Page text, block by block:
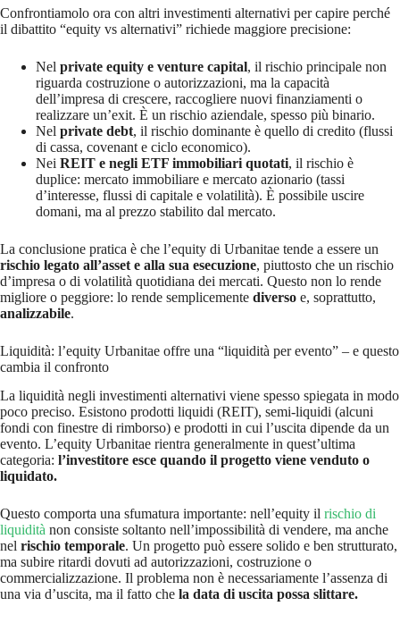
Confrontiamolo ora con altri investimenti alternativi per capire perché
il dibattito “equity vs alternativi” richiede maggiore precisione:
Nel private equity e venture capital, il rischio principale non
riguarda costruzione o autorizzazioni, ma la capacità
dell’impresa di crescere, raccogliere nuovi finanziamenti o
realizzare un’exit. È un rischio aziendale, spesso più binario.
Nel private debt, il rischio dominante è quello di credito (flussi
di cassa, covenant e ciclo economico).
Nei REIT e negli ETF immobiliari quotati, il rischio è
duplice: mercato immobiliare e mercato azionario (tassi
d’interesse, flussi di capitale e volatilità). È possibile uscire
domani, ma al prezzo stabilito dal mercato.
La conclusione pratica è che l’equity di Urbanitae tende a essere un
rischio legato all’asset e alla sua esecuzione, piuttosto che un rischio
d’impresa o di volatilità quotidiana dei mercati. Questo non lo rende
migliore o peggiore: lo rende semplicemente diverso e, soprattutto,
analizzabile.
Liquidità: l’equity Urbanitae offre una “liquidità per evento” – e questo
cambia il confronto
La liquidità negli investimenti alternativi viene spesso spiegata in modo
poco preciso. Esistono prodotti liquidi (REIT), semi-liquidi (alcuni
fondi con finestre di rimborso) e prodotti in cui l’uscita dipende da un
evento. L’equity Urbanitae rientra generalmente in quest’ultima
categoria: l’investitore esce quando il progetto viene venduto o
liquidato.
Questo comporta una sfumatura importante: nell’equity il rischio di
liquidità non consiste soltanto nell’impossibilità di vendere, ma anche
nel rischio temporale. Un progetto può essere solido e ben strutturato,
ma subire ritardi dovuti ad autorizzazioni, costruzione o
commercializzazione. Il problema non è necessariamente l’assenza di
una via d’uscita, ma il fatto che la data di uscita possa slittare.